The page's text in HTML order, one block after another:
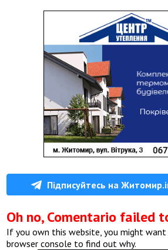
Підписуйтесь на
Oh no, Comentario failed
If you own this website, you might
browser console to find out why.